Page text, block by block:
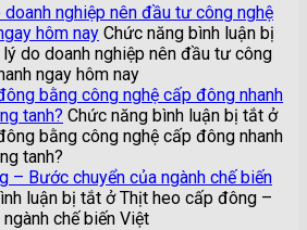
doanh nghiệp nên đầu tư công nghệ
hôm nay Chức năng bình luận bị
do doanh nghiệp nên đầu tư công
ngay hôm nay
bằng công nghệ cấp đông nhanh
tanh? Chức năng bình luận bị tắt ở
bằng công nghệ cấp đông nhanh
tanh?
– Bước chuyển của ngành chế biến
luận bị tắt ở Thịt heo cấp đông –
chế biến Việt